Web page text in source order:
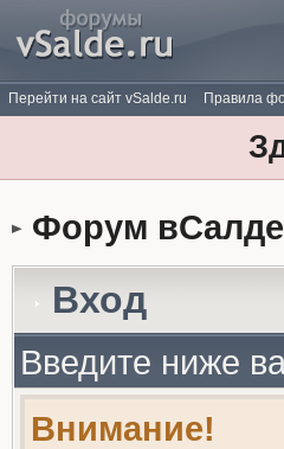
Перейти на сайт vSalde.ru Правила
Форум
Вход
Введите ниже
Внимание!